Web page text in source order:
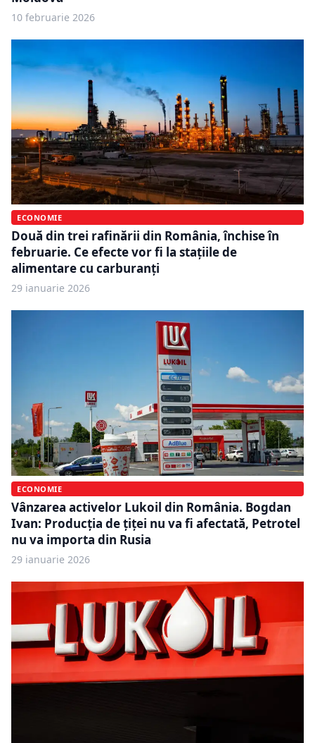
10 februarie 2026
ECONOMIE
Două din trei rafinării din România, închise în
februarie. Ce efecte vor fi la stațiile de
alimentare cu carburanți
29 ianuarie 2026
ECONOMIE
Vânzarea activelor Lukoil din România. Bogdan
Ivan: Producția de țiței nu va fi afectată, Petrotel
nu va importa din Rusia
29 ianuarie 2026